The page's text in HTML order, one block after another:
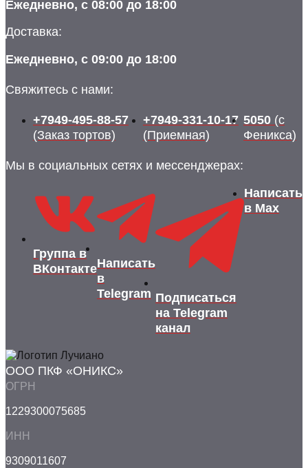
Ежедневно, с 08:00 до 18:00
Доставка:
Ежедневно, с 09:00 до 18:00
Свяжитесь с нами:
+7949-495-88-57
(Заказ тортов)
+7949-331-10-17
(Приемная)
5050 (с
Феникса)
Мы в социальных сетях и мессенджерах:
Группа в
ВКонтактеНаписать
в
Telegram Подписаться
на Telegram
канал
Написать
в Max
ООО ПКФ «ОНИКС»
ОГРН
1229300075685
ИНН
9309011607